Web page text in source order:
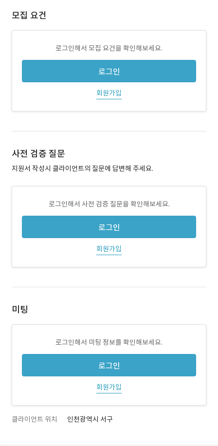
모집 요건
로그인해서 모집 요건을 확인해보세요.
로그인
회원가입
사전 검증 질문
지원서 작성시 클라이언트의 질문에 답변해 주세요.
로그인해서 사전 검증 질문을 확인해보세요.
로그인
회원가입
미팅
로그인해서 미팅 정보를 확인해보세요.
로그인
회원가입
클라이언트 위치 인천광역시 서구